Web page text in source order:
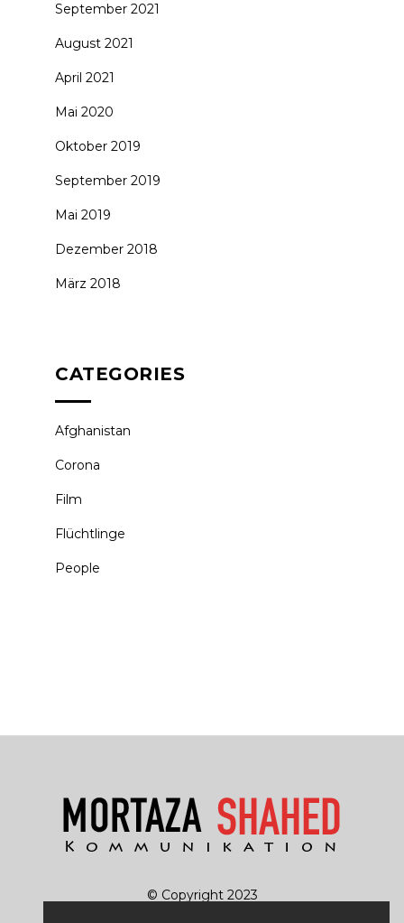
September 2021
August 2021
April 2021
Mai 2020
Oktober 2019
September 2019
Mai 2019
Dezember 2018
März 2018
CATEGORIES
Afghanistan
Corona
Film
Flüchtlinge
People
© Copyright 2023